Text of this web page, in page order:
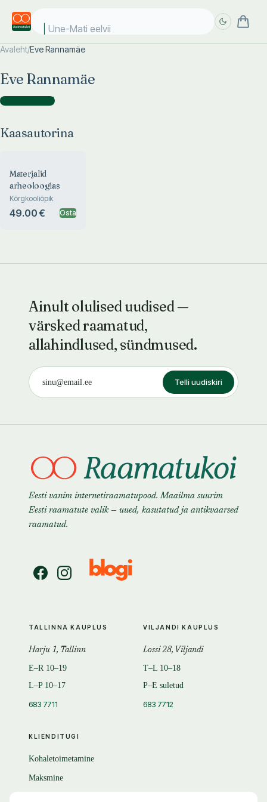
Une-Mati eelviim
Avaleht/Eve Rannamäe
Eve Rannamäe
Kaasautorina )
Kaasautorina
Materjalid
arheoloogias
Kõrgkooliõpik
49.00 € Osta
Ainult olulised uudised —
värsked raamatud,
allahindlused, sündmused.
Telli uudiskiri
Eesti vanim internetiraamatupood. Maailma suurim
Eesti raamatute valik — uued, kasutatud ja antikvaarsed
raamatud.
KLIENDITUGI
Kohaletoimetamine
Maksmine
TALLINNA KAUPLUS
Harju 1, Tallinn
E–R 10–19
L–P 10–17
683 7711
VILJANDI KAUPLUS
Lossi 28, Viljandi
T–L 10–18
P–E suletud
683 7712